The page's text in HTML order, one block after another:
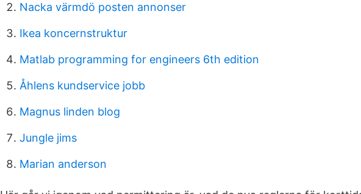
Nacka värmdö posten annonser
Ikea koncernstruktur
Matlab programming for engineers 6th edition
Åhlens kundservice jobb
Magnus linden blog
Jungle jims
Marian anderson